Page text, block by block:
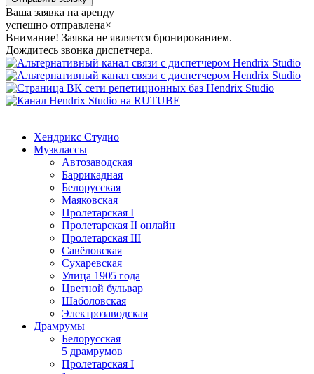
Ваша заявка на аренду
успешно отправлена×
Внимание! Заявка не является бронированием.
Дождитесь звонка диспетчера.
Хендрикс Студио
Музклассы
Автозаводская
Баррикадная
Белорусская
Маяковская
Пролетарская I
Пролетарская II онлайн
Пролетарская III
Савёловская
Сухаревская
Улица 1905 года
Цветной бульвар
Шаболовская
Электрозаводская
Драмрумы
Белорусская
5 драмрумов
Пролетарская I